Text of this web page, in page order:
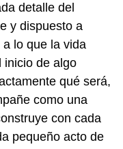
detalle del
y dispuesto a
lo que la vida
inicio de algo
qué será,
como una
con cada
pequeño acto de